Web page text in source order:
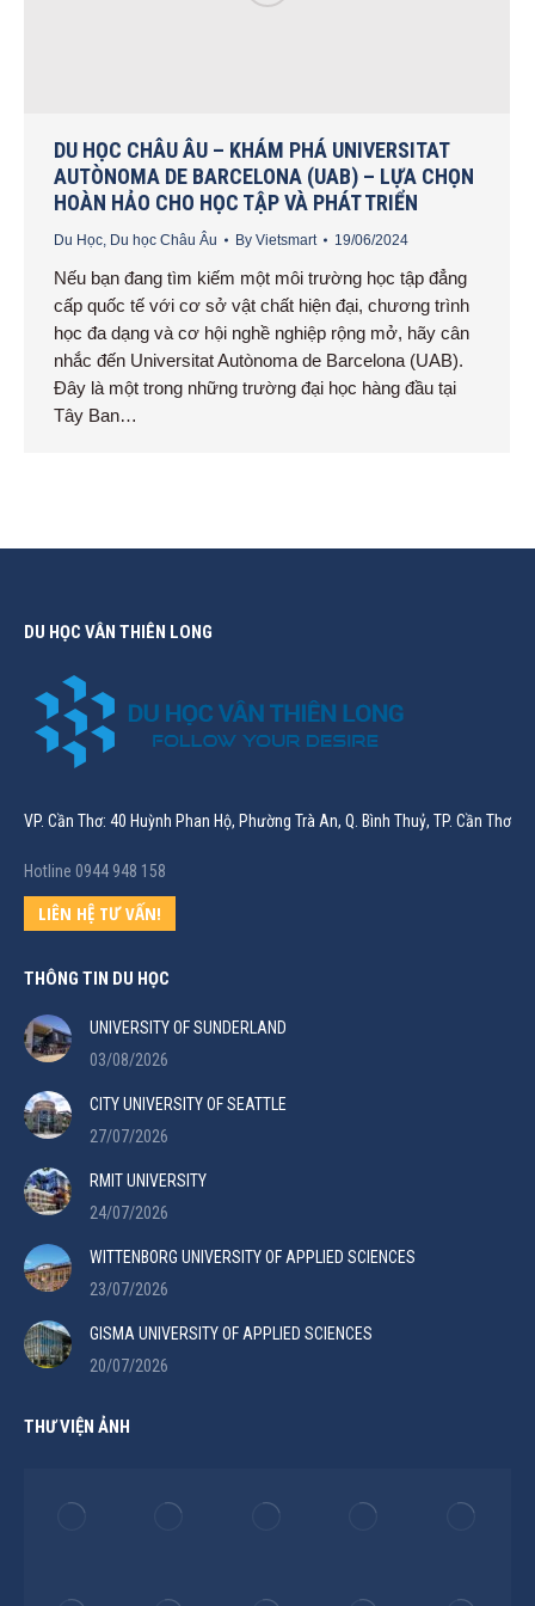
DU HỌC CHÂU ÂU – KHÁM PHÁ UNIVERSITAT
AUTÒNOMA DE BARCELONA (UAB) – LỰA CHỌN
HOÀN HẢO CHO HỌC TẬP VÀ PHÁT TRIỂN
Du Học, Du học Châu Âu By Vietsmart 19/06/2024
Nếu bạn đang tìm kiếm một môi trường học tập đẳng
cấp quốc tế với cơ sở vật chất hiện đại, chương trình
học đa dạng và cơ hội nghề nghiệp rộng mở, hãy cân
nhắc đến Universitat Autònoma de Barcelona (UAB).
Đây là một trong những trường đại học hàng đầu tại
Tây Ban…
DU HỌC VÂN THIÊN LONG
VP. Cần Thơ: 40 Huỳnh Phan Hộ, Phường Trà An, Q. Bình Thuỷ, TP. Cần Thơ
Hotline 0944 948 158
LIÊN HỆ TƯ VẤN!
THÔNG TIN DU HỌC
UNIVERSITY OF SUNDERLAND
03/08/2026
CITY UNIVERSITY OF SEATTLE
27/07/2026
RMIT UNIVERSITY
24/07/2026
WITTENBORG UNIVERSITY OF APPLIED SCIENCES
23/07/2026
GISMA UNIVERSITY OF APPLIED SCIENCES
20/07/2026
THƯ VIỆN ẢNH